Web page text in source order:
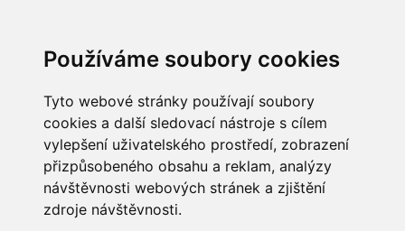
Používáme soubory cookies
Tyto webové stránky používají soubory
cookies a další sledovací nástroje s cílem
vylepšení uživatelského prostředí, zobrazení
přizpůsobeného obsahu a reklam, analýzy
návštěvnosti webových stránek a zjištění
zdroje návštěvnosti.